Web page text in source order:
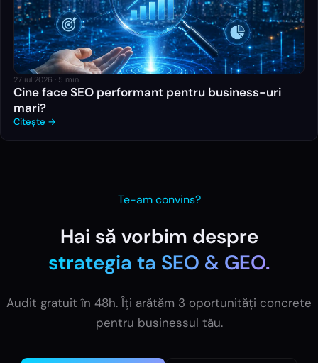
27 iul 2026 · 5 min
Cine face SEO performant pentru business-uri
mari?
Citește →
Te-am convins?
Hai să vorbim despre
strategia ta SEO & GEO.
Audit gratuit în 48h. Îți arătăm 3 oportunități concrete
pentru businessul tău.